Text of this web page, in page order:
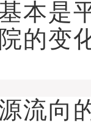
本是
的变
流向